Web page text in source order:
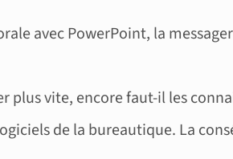
avec PowerPoint, la
plus vite, encore faut-il les
de la bureautique. La